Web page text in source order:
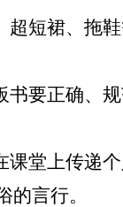
超短裙、拖
要正确、规
课堂上传递
言行。